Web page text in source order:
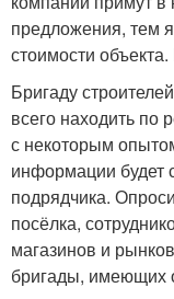
предложения, тем
стоимости
Бригаду
всего находить
с некоторым
информации будет
подрядчика.
посёлка,
магазинов и
бригады, имеющих